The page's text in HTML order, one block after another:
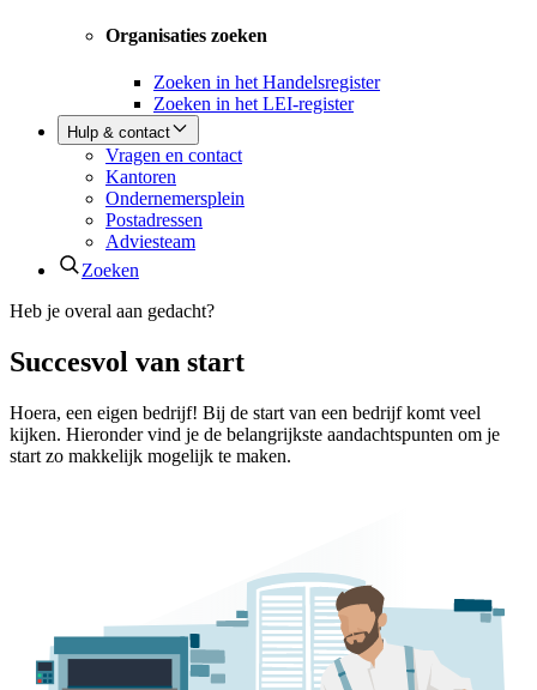
Organisaties zoeken
Zoeken in het Handelsregister
Zoeken in het LEI-register
Hulp & contact
Vragen en contact
Kantoren
Ondernemersplein
Postadressen
Adviesteam
Zoeken
Heb je overal aan gedacht?
Succesvol van start
Hoera, een eigen bedrijf! Bij de start van een bedrijf komt veel
kijken. Hieronder vind je de belangrijkste aandachtspunten om je
start zo makkelijk mogelijk te maken.